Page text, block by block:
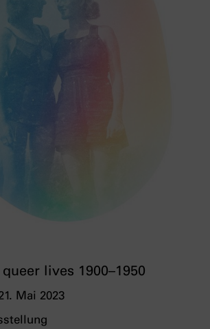
lives 1900–1950
Mai 2023